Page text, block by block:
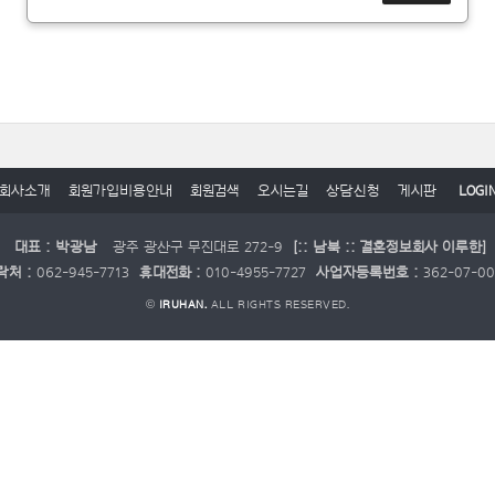
사소개 회원가입비용안내 회원검색 오시는길 상담신청 게시판 LOGIN
대표 : 박광남 광주 광산구 무진대로 272-9
[:: 남북 :: 결혼정보회사 이루한]
처 : 062-945-7713 휴대전화 : 010-4955-7727 사업자등록번호 : 362-07-
© IRUHAN. ALL RIGHTS RESERVED.